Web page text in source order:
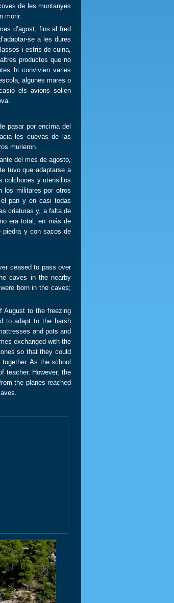
de les muntanyes
morir.
d’agost, fins al fred
se a les dures
i estris de cuina,
productes que no
hi convivien varies
algunes mares o
els avions solien
pasar por encima del
les cuevas de las
murieron.
del mes de agosto,
tuvo que adaptarse a
colchones y utensilios
los militares por otros
pan y en casi todas
criaturas y, a falta de
era total, en más de
piedra y con sacos de
ceased to pass over
caves in the nearby
born in the caves;
to the freezing
to adapt to the harsh
and pots and
exchanged with the
so that they could
As the school
teacher. However, the
the planes reached